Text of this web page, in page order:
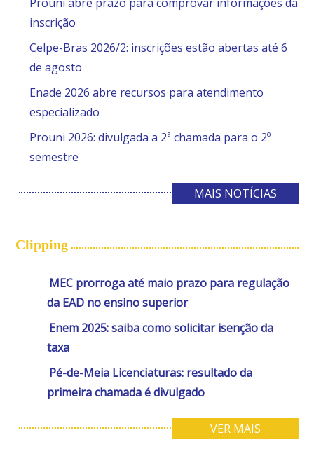
inscrição
Celpe-Bras 2026/2: inscrições estão abertas até 6
de agosto
Enade 2026 abre recursos para atendimento
especializado
Prouni 2026: divulgada a 2ª chamada para o 2º
semestre
MAIS NOTÍCIAS
Clipping
MEC prorroga até maio prazo para regulação
da EAD no ensino superior
Enem 2025: saiba como solicitar isenção da
taxa
Pé-de-Meia Licenciaturas: resultado da
primeira chamada é divulgado
VER MAIS